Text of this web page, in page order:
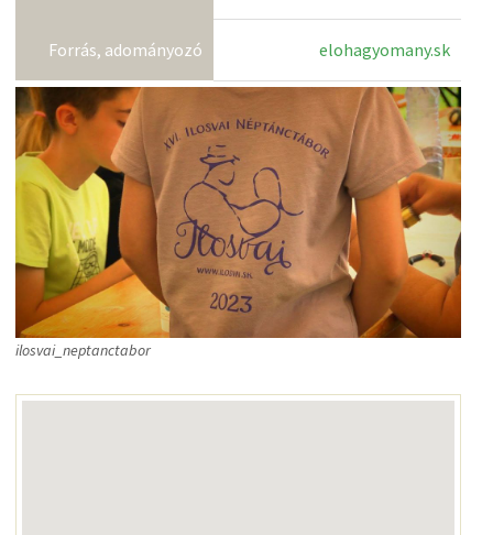
Forrás, adományozó elohagyomany.sk
ilosvai_neptanctabor